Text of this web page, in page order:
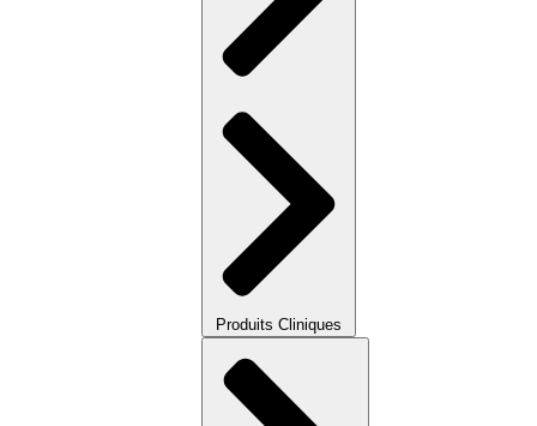
Produits Cliniques